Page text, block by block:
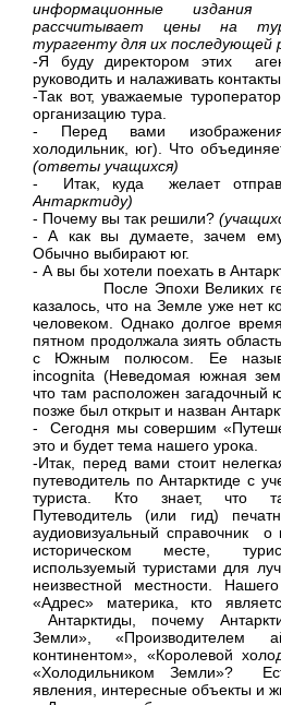
информационные
рассчитывает цены на
турагенту для их последующей
-Я буду директором этих
руководить и налаживать
-Так вот, уважаемые
организацию тура.
- Перед вами изображения
холодильник, юг). Что
(ответы учащихся)
- Итак, куда желает
Антарктиду)
- Почему вы так решили?
- А как вы думаете, зачем
Обычно выбирают юг.
- А вы бы хотели поехать в
После Эпохи Великих
казалось, что на Земле уже нет
человеком. Однако долгое
пятном продолжала зиять
с Южным полюсом. Ее
incognita (Неведомая южная
что там расположен загадочный
позже был открыт и назван
- Сегодня мы совершим
это и будет тема нашего урока.
-Итак, перед вами стоит
путеводитель по Антарктиде с
туриста. Кто знает, что
Путеводитель (или гид)
аудиовизуальный справочник о
историческом месте,
используемый туристами для
неизвестной местности.
«Адрес» материка, кто
Антарктиды, почему
Земли», «Производителем
континентом», «Королевой
«Холодильником Земли»?
явления, интересные объекты и